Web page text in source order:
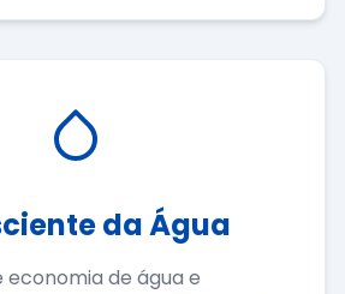
da Água
economia de água e